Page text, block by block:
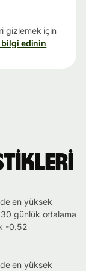
gizlemek için
bilgi edinin
en yüksek
günlük ortalama
-0.52
en yüksek